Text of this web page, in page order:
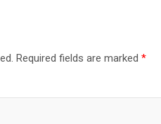
Required fields are marked *